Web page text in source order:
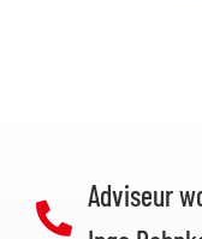
Adviseur